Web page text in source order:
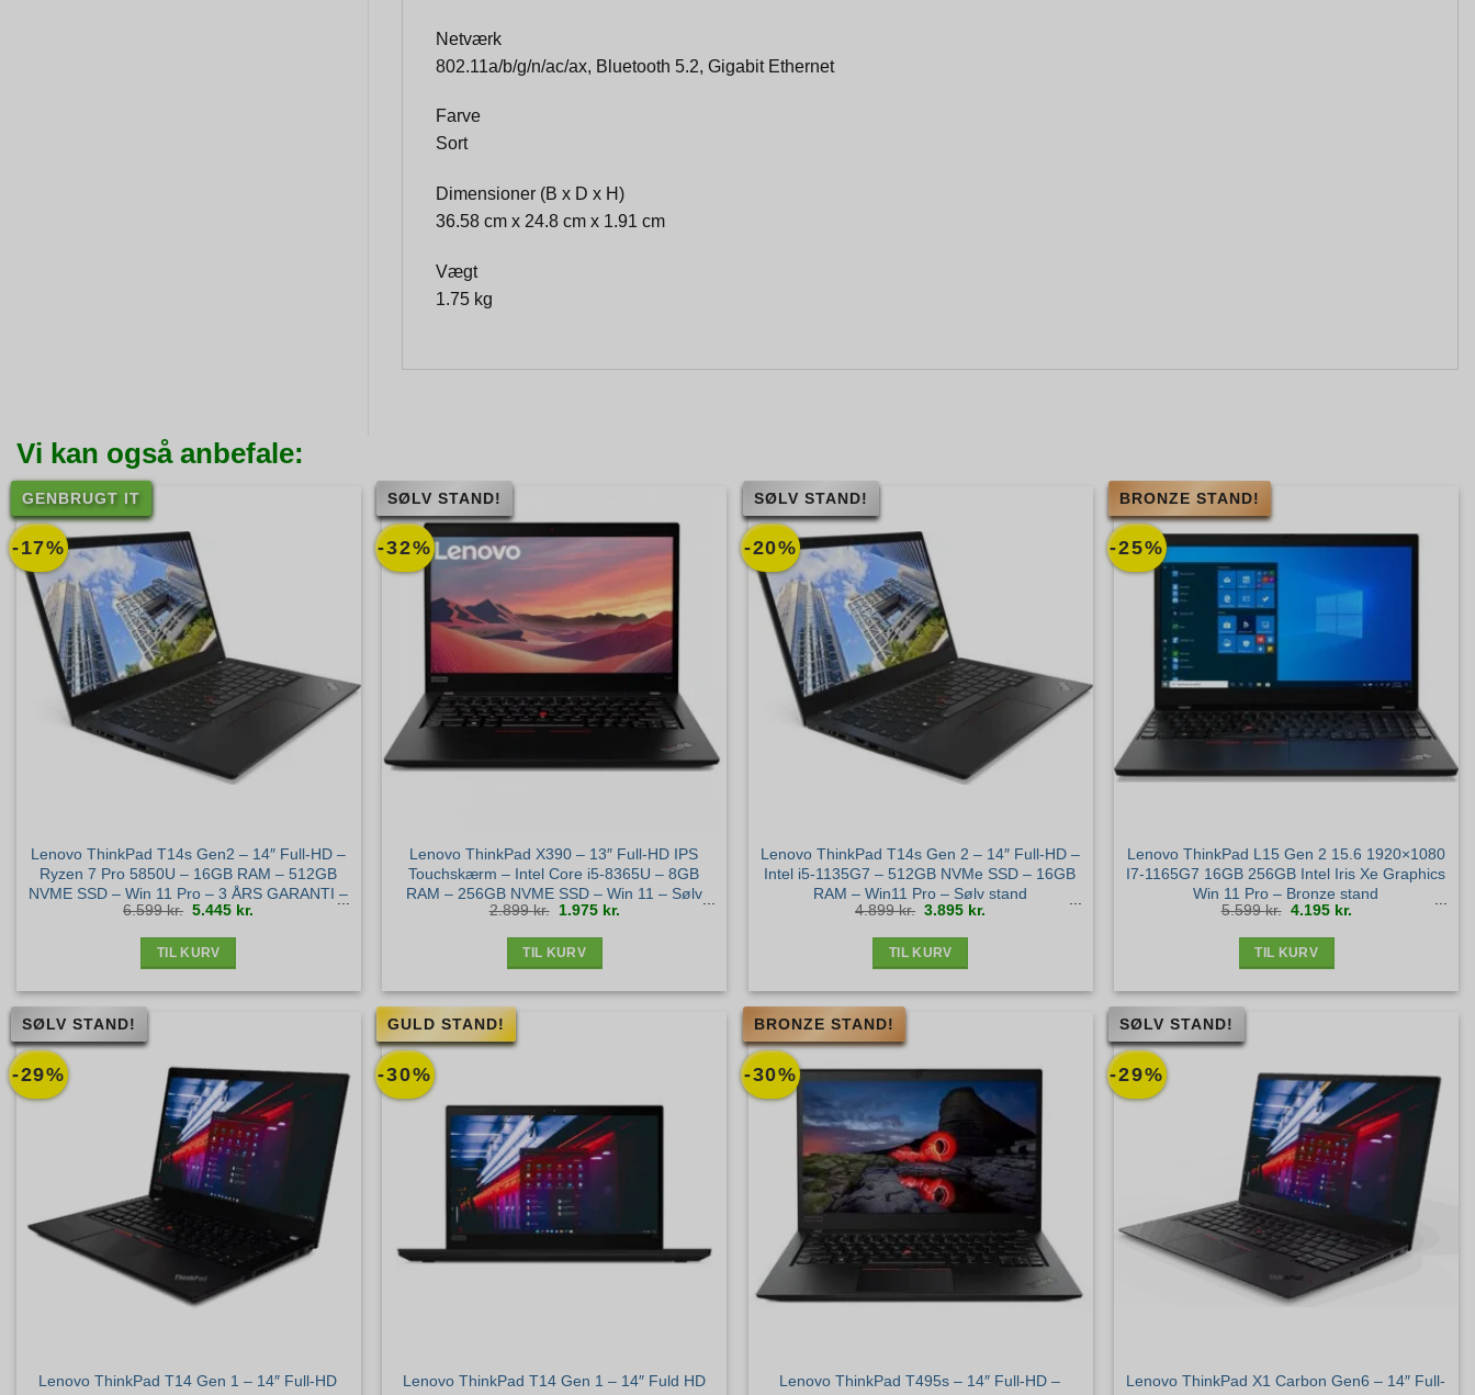
Netværk
802.11a/b/g/n/ac/ax, Bluetooth 5.2, Gigabit Ethernet
Farve
Sort
Dimensioner (B x D x H)
36.58 cm x 24.8 cm x 1.91 cm
Vægt
1.75 kg
Vi kan også anbefale:
-17%
GENBRUGT IT
Lenovo ThinkPad T14s Gen2 – 14″ Full-HD –
Ryzen 7 Pro 5850U – 16GB RAM – 512GB
NVME SSD – Win 11 Pro – 3 ÅRS GARANTI –
Guld+ stand
6.599kr. Den
oprindelige
pris
5.445 kr.
TIL KURV
-32%
SØLV STAND!
Lenovo ThinkPad X390 – 13″ Full-HD IPS
Touchskærm – Intel Core i5-8365U – 8GB
RAM – 256GB NVME SSD – Win 11 – Sølv
stand
2.899kr. Den
oprindelige
pris
1.975 kr.aktuelle
pris
TIL KURV
-20%
SØLV STAND!
Lenovo ThinkPad T14s Gen 2 – 14″ Full-HD –
Intel i5-1135G7 – 512GB NVMe SSD – 16GB
RAM – Win11 Pro – Sølv stand
4.899kr. Den
oprindelige
pris
3.895 kr.
TIL KURV
-25%
BRONZE STAND!
Lenovo ThinkPad L15 Gen 2 15.6 1920×1080
I7-1165G7 16GB 256GB Intel Iris Xe Graphics
Win 11 Pro – Bronze stand
5.599kr. Den
oprindelige
pris
4.195 kr.aktuelle
pris
TIL KURV
-29%
SØLV STAND!
Lenovo ThinkPad T14 Gen 1 – 14″ Full-HD
-30%
GULD STAND!
Lenovo ThinkPad T14 Gen 1 – 14″ Fuld HD
-30%
BRONZE STAND!
Lenovo ThinkPad T495s – 14″ Full-HD –
-29%
SØLV STAND!
Lenovo ThinkPad X1 Carbon Gen6 – 14″ Full-